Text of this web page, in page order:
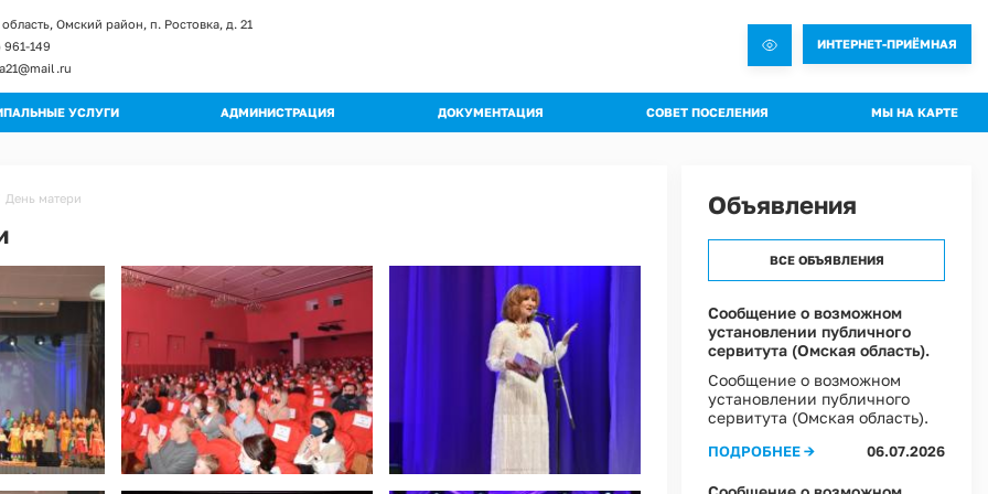
Омский район, п. Ростовка, д. 21
961-149
ИНТЕРНЕТ-ПРИЁМНАЯ
УСЛУГИ
схемы
АДМИНИСТРАЦИЯ
Кадровое обеспечение
Квалификационные требования
Порядок поступления на МС
Вакантные должности
Контактная информация
Перечень мероприятий по улучшению условий охраны труда в Администрации Ростовкинского сельского поселения
Перечень мероприятий по улучшению условий охраны труда в МКУ "Хозяйственное управление Администрации"
Обращения граждан
ДОКУМЕНТАЦИЯ
Муниципальное имущество
Муниципальный контроль
Программы профилактики рисков
Оценка эффективности муниципальных программ
Проекты Постановлений Администрации
СОВЕТ ПОСЕЛЕНИЯ
Проекты Решений совета
Решения Совета
Информация о текущей деятельности Совета
МЫ НА КАРТЕ
День матери Объявления
ВСЕ ОБЪЯВЛЕНИЯ
Сообщение о возможном
установлении публичного
сервитута (Омская область).
Сообщение о возможном
установлении публичного
сервитута (Омская область).
ПОДРОБНЕЕ → 06.07.2026